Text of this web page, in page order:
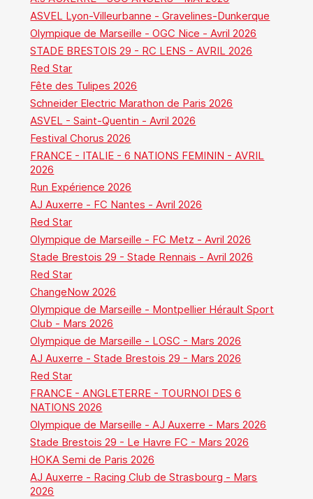
ASVEL Lyon-Villeurbanne - Gravelines-Dunkerque
Olympique de Marseille - OGC Nice - Avril 2026
STADE BRESTOIS 29 - RC LENS - AVRIL 2026
Red Star
Fête des Tulipes 2026
Schneider Electric Marathon de Paris 2026
ASVEL - Saint-Quentin - Avril 2026
Festival Chorus 2026
FRANCE - ITALIE - 6 NATIONS FEMININ - AVRIL
2026
Run Expérience 2026
AJ Auxerre - FC Nantes - Avril 2026
Red Star
Olympique de Marseille - FC Metz - Avril 2026
Stade Brestois 29 - Stade Rennais - Avril 2026
Red Star
ChangeNow 2026
Olympique de Marseille - Montpellier Hérault Sport
Club - Mars 2026
Olympique de Marseille - LOSC - Mars 2026
AJ Auxerre - Stade Brestois 29 - Mars 2026
Red Star
FRANCE - ANGLETERRE - TOURNOI DES 6
NATIONS 2026
Olympique de Marseille - AJ Auxerre - Mars 2026
Stade Brestois 29 - Le Havre FC - Mars 2026
HOKA Semi de Paris 2026
AJ Auxerre - Racing Club de Strasbourg - Mars
2026